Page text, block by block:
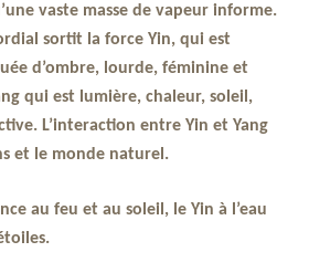
vaste masse de vapeur informe.
sortit la force Yin, qui est
d’ombre, lourde, féminine et
qui est lumière, chaleur, soleil,
L’interaction entre Yin et Yang
et le monde naturel.
au feu et au soleil, le Yin à l’eau